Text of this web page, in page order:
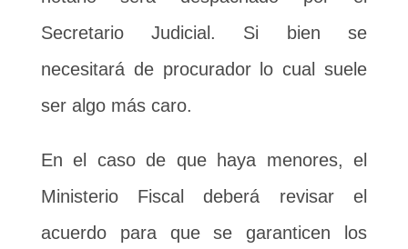
Secretario Judicial. Si bien se
necesitará de procurador lo cual suele
ser algo más caro.
En el caso de que haya menores, el
Ministerio Fiscal deberá revisar el
acuerdo para que se garanticen los